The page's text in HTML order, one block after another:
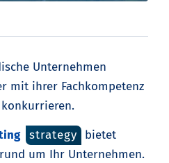
Unternehmen
mit ihrer Fachkompetenz
konkurrieren.
strategy bietet
um Ihr Unternehmen.